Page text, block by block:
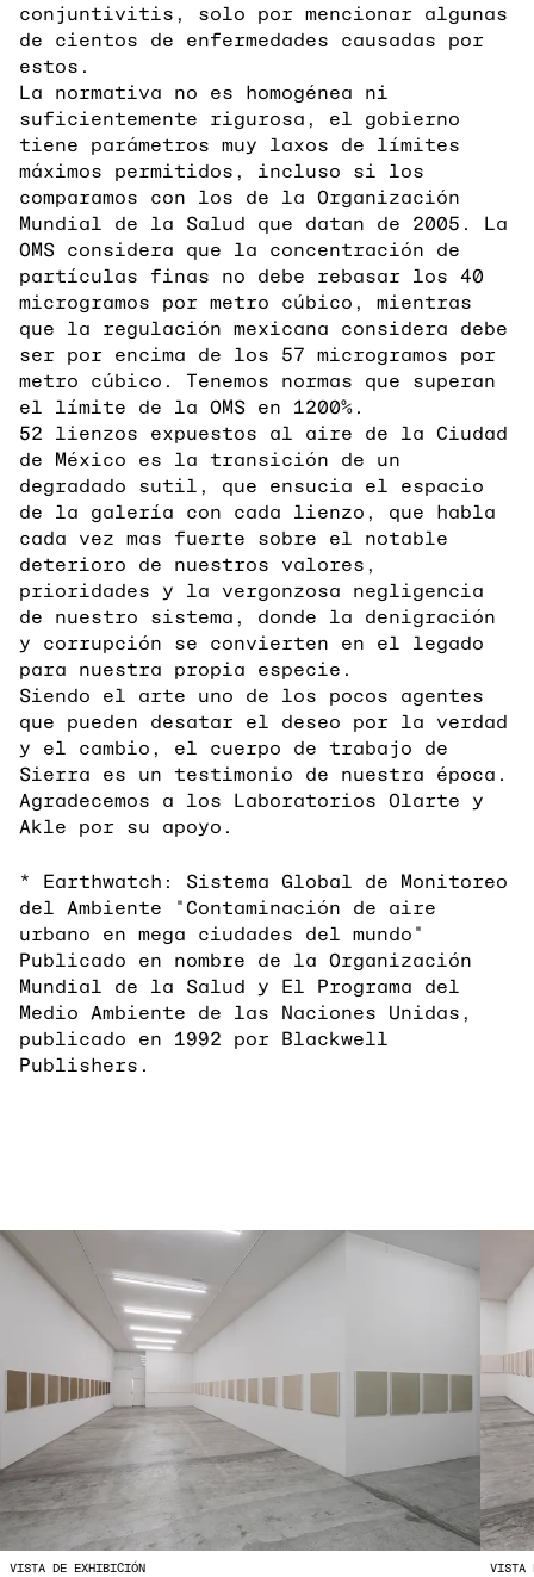
conjuntivitis, solo por mencionar algunas
de cientos de enfermedades causadas por
estos.
La normativa no es homogénea ni
suficientemente rigurosa, el gobierno
tiene parámetros muy laxos de límites
máximos permitidos, incluso si los
comparamos con los de la Organización
Mundial de la Salud que datan de 2005. La
OMS considera que la concentración de
partículas finas no debe rebasar los 40
microgramos por metro cúbico, mientras
que la regulación mexicana considera debe
ser por encima de los 57 microgramos por
metro cúbico. Tenemos normas que superan
el límite de la OMS en 1200%.
52 lienzos expuestos al aire de la Ciudad
de México es la transición de un
degradado sutil, que ensucia el espacio
de la galería con cada lienzo, que habla
cada vez mas fuerte sobre el notable
deterioro de nuestros valores,
prioridades y la vergonzosa negligencia
de nuestro sistema, donde la denigración
y corrupción se convierten en el legado
para nuestra propia especie.
Siendo el arte uno de los pocos agentes
que pueden desatar el deseo por la verdad
y el cambio, el cuerpo de trabajo de
Sierra es un testimonio de nuestra época.
Agradecemos a los Laboratorios Olarte y
Akle por su apoyo.
* Earthwatch: Sistema Global de Monitoreo
del Ambiente "Contaminación de aire
urbano en mega ciudades del mundo"
Publicado en nombre de la Organización
Mundial de la Salud y El Programa del
Medio Ambiente de las Naciones Unidas,
publicado en 1992 por Blackwell
Publishers.
VISTA DE EXHIBICIÓN VISTA